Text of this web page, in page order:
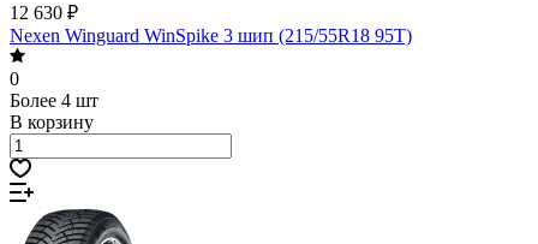
12 630 ₽
Nexen Winguard WinSpike 3 шип (215/55R18 95T)
0
Более 4 шт
В корзину